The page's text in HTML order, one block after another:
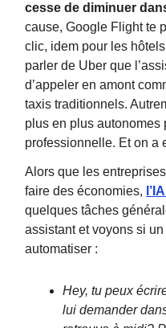
cesse de diminuer
cause, Google Flight te
clic, idem pour les
parler de Uber que
d’appeler en amont
taxis traditionnels.
plus en plus autonomes
professionnelle. Et on a
Alors que les
faire des économies,
quelques tâches
assistant et voyons si
automatiser :
Hey, tu peux
lui demander